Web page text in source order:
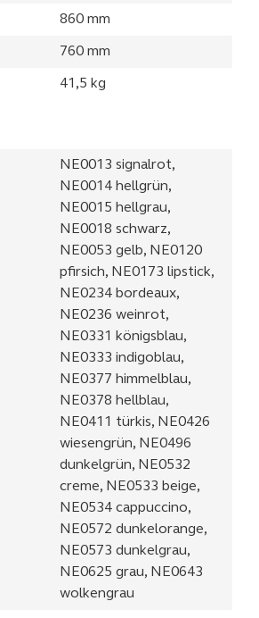
860 mm
760 mm
41,5 kg
NE0013 signalrot,
NE0014 hellgrün,
NE0015 hellgrau,
NE0018 schwarz,
NE0053 gelb, NE0120
pfirsich, NE0173 lipstick,
NE0234 bordeaux,
NE0236 weinrot,
NE0331 königsblau,
NE0333 indigoblau,
NE0377 himmelblau,
NE0378 hellblau,
NE0411 türkis, NE0426
wiesengrün, NE0496
dunkelgrün, NE0532
creme, NE0533 beige,
NE0534 cappuccino,
NE0572 dunkelorange,
NE0573 dunkelgrau,
NE0625 grau, NE0643
wolkengrau